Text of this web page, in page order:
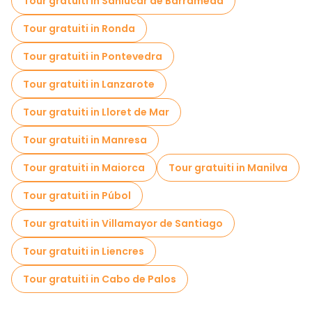
Tour gratuiti in Ronda
Tour gratuiti in Pontevedra
Tour gratuiti in Lanzarote
Tour gratuiti in Lloret de Mar
Tour gratuiti in Manresa
Tour gratuiti in Maiorca
Tour gratuiti in Manilva
Tour gratuiti in Púbol
Tour gratuiti in Villamayor de Santiago
Tour gratuiti in Liencres
Tour gratuiti in Cabo de Palos